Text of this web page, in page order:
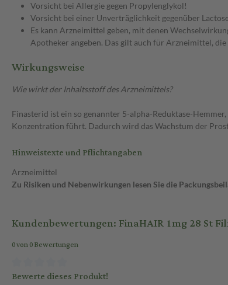
Vorsicht bei Allergie gegen Propylenglykol!
Vorsicht bei einer Unverträglichkeit gegenüber
Es kann Arzneimittel geben, mit denen
Apotheker angeben. Das gilt auch für Arzneimittel,
Wirkungsweise
Wie wirkt der Inhaltsstoff des Arzneimittels?
Finasterid ist ein so genannter 5-alpha-Reduktase-
Konzentration führt. Dadurch wird das Wachstum der
Hinweistexte und Pflichtangaben
Arzneimittel
Zu Risiken und Nebenwirkungen lesen Sie die
Kundenbewertungen: FinaHAIR 1mg 28 St
0 von 0 Bewertungen
Bewerte dieses Produkt!